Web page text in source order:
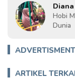
Hobi
Dunia
ADVERTISMENT
ARTIKEL